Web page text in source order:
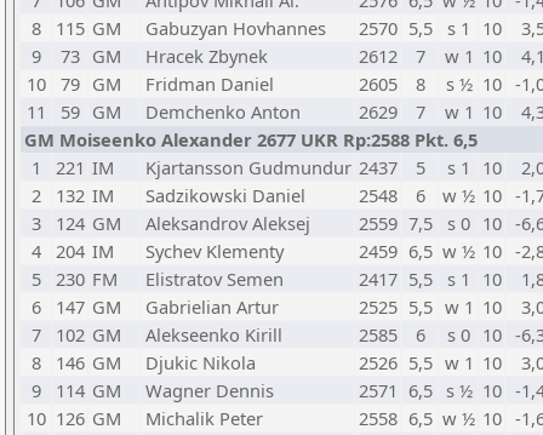
8
115 GM Gabuzyan Hovhannes 2570 5,5 s 1 10
9
73 GM Hracek Zbynek 2612 7 w 1 10
10 79 GM Fridman Daniel 2605 8 s ½ 10 -
11
59 GM Demchenko Anton 2629 7 w 1 10
GM Moiseenko Alexander 2677 UKR Rp:2588 Pkt. 6,5
1
221 IM Kjartansson Gudmundur 2437 5 s 1 10
2
132 IM Sadzikowski Daniel 2548 6 w ½ 10 -
3
124 GM Aleksandrov Aleksej 2559 7,5 s 0 10 -
4 204 IM Sychev Klementy 2459 6,5 w ½ 10 -
5 230 FM Elistratov Semen 2417 5,5 s 1 10
6
147 GM Gabrielian Artur 2525 5,5 w 1 10
7
102 GM Alekseenko Kirill 2585 6 s 0 10 -
8
146 GM Djukic Nikola 2526 5,5 w 1 10
9
114 GM Wagner Dennis 2571 6,5 s ½ 10 -
10 126 GM Michalik Peter 2558 6,5 w ½ 10 -